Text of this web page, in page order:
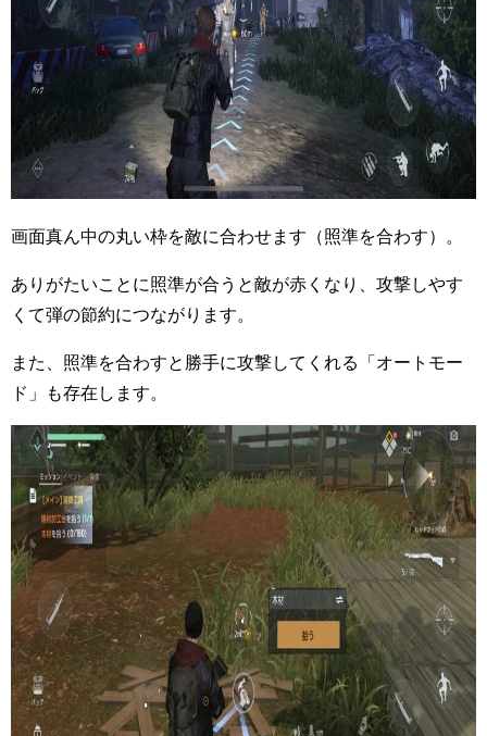
画面真ん中の丸い枠を敵に合わせます（照準を合わす）。
ありがたいことに照準が合うと敵が赤くなり、攻撃しやす
くて弾の節約につながります。
また、照準を合わすと勝手に攻撃してくれる「オートモー
ド」も存在します。